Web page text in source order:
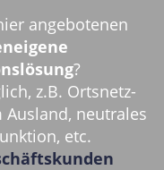
angebotenen
?
z.B. Ortsnetz-
neutrales
etc.